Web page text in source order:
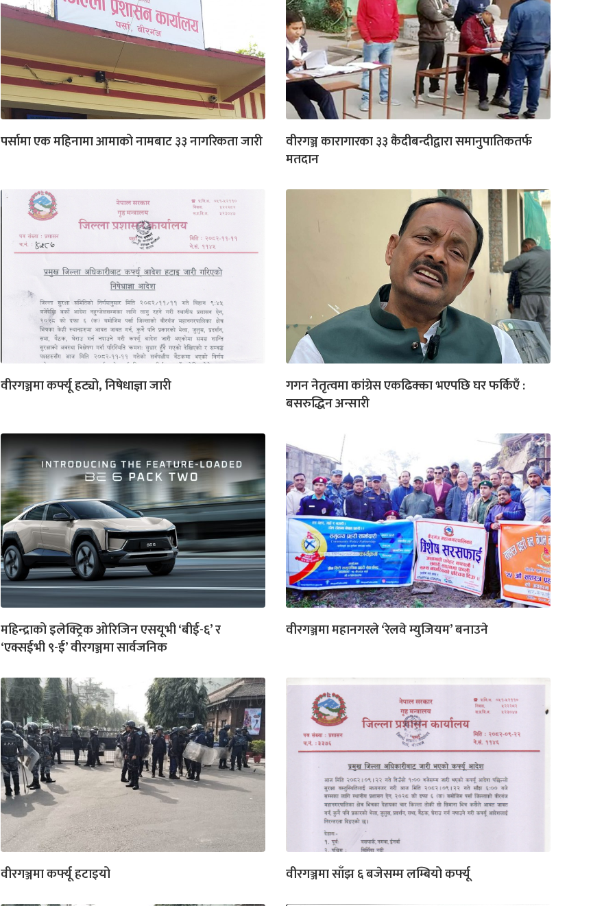
पर्सामा एक महिनामा आमाको नामबाट ३३ नागरिकता जारी
वीरगञ्ज कारागारका ३३ कैदीबन्दीद्वारा समानुपातिकतर्फ
मतदान
वीरगञ्जमा कर्फ्यू हट्यो, निषेधाज्ञा जारी
गगन नेतृत्वमा कांग्रेस एकढिक्का भएपछि घर फर्किएँ :
बसरुद्धिन अन्सारी
महिन्द्राको इलेक्ट्रिक ओरिजिन एसयूभी ‘बीई-६’ र
‘एक्सईभी ९-ई’ वीरगञ्जमा सार्वजनिक
वीरगञ्जमा महानगरले ‘रेलवे म्युजियम’ बनाउने
वीरगञ्जमा कर्फ्यू हटाइयो वीरगञ्जमा साँझ ६ बजेसम्म लम्बियो कर्फ्यू